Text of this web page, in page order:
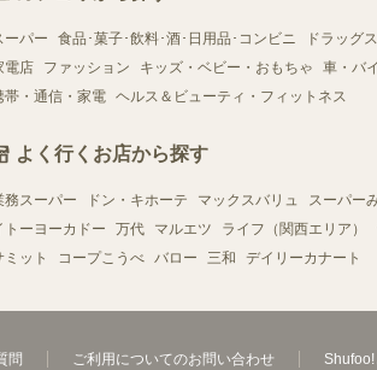
ーパー 食品･菓子･飲料･酒･日用品･コンビニ ドラッグ
電店
ファッション キッズ・ベビー・おもちゃ 車・バ
帯・通信・家電 ヘルス＆ビューティ・フィットネス
よく行くお店から探す
務スーパー ドン・キホーテ マックスバリュ スーパー
トーヨーカドー
万代 マルエツ ライフ（関西エリア）
ミット
コープこうべ バロー 三和 デイリーカナート
問 ご利用についてのお問い合わせ Shufoo!